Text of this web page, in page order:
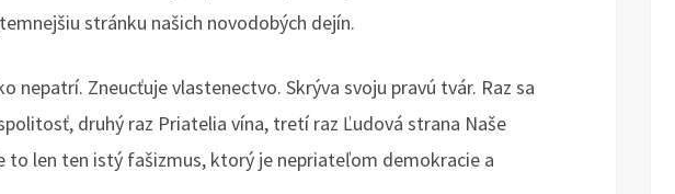
stránku našich novodobých dejín.
nepatrí. Zneucťuje vlastenectvo. Skrýva svoju pravú tvár. Raz sa
druhý raz Priatelia vína, tretí raz Ľudová strana Naše
to len ten istý fašizmus, ktorý je nepriateľom demokracie a